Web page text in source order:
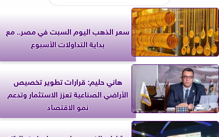
سعر الذهب اليوم السبت في مصر.. مع
بداية التداولات الأسبوع
هاني حليم: قرارات تطوير تخصيص
الأراضي الصناعية تعزز الاستثمار وتدعم
نمو الاقتصاد